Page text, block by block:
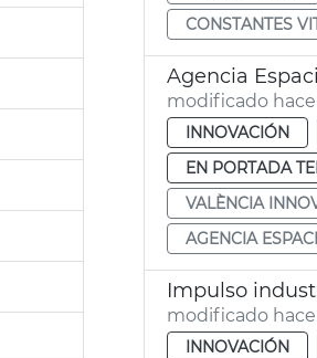
CONSTANTES
modificado hace
INNOVACIÓN
EN PORTADA
VALÈNCIA
AGENCIA
Impulso
modificado hace
INNOVACIÓN